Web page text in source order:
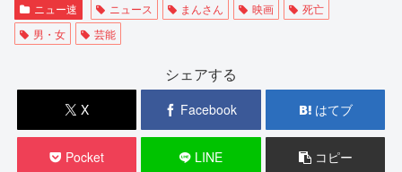
ニュー速 ニュース まんさん 映画
死亡
男・女
芸能
シェアする
X Facebook はてブ
Pocket LINE コピー